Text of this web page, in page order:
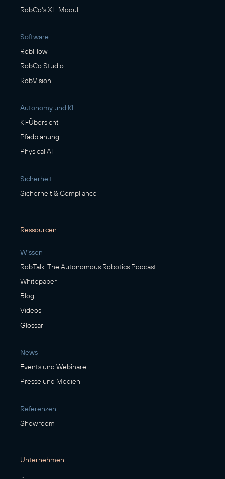
RobCo's XL-Modul
Software
RobFlow
RobCo Studio
RobVision
Autonomy und KI
KI-Übersicht
Pfadplanung
Physical AI
Sicherheit
Sicherheit & Compliance
Ressourcen
Wissen
RobTalk: The Autonomous Robotics Podcast
Whitepaper
Blog
Videos
Glossar
News
Events und Webinare
Presse und Medien
Referenzen
Showroom
Unternehmen